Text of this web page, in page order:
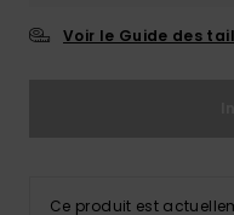
Voir le Guide des
Ce produit est